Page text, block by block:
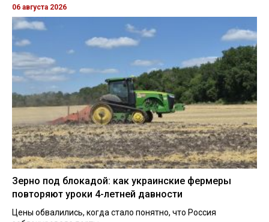
06 августа 2026
Зерно под блокадой: как украинские фермеры
повторяют уроки 4-летней давности
Цены обвалились, когда стало понятно, что Россия